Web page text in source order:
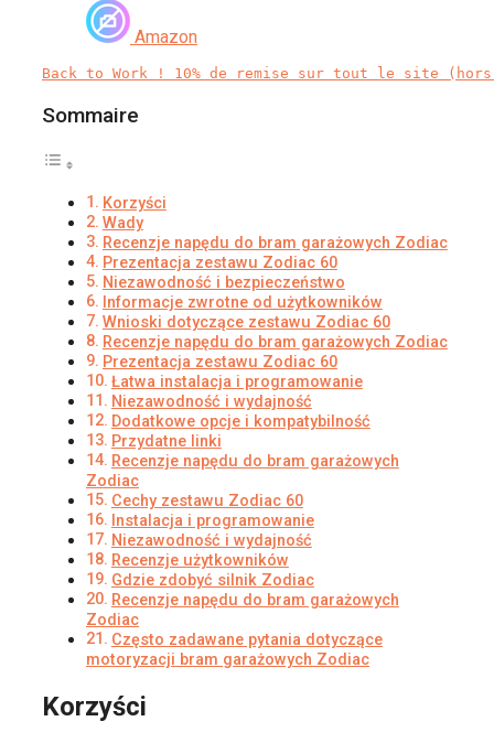
bateau pour bateaux de haute qualité pour
protéger votre bateau des intempéries
toute l'année a une bonne épaisseur
Amazon
Back to Work ! 10% de remise sur tout le site (hors
Sommaire
Korzyści
Wady
Recenzje napędu do bram garażowych Zodiac
Prezentacja zestawu Zodiac 60
Niezawodność i bezpieczeństwo
Informacje zwrotne od użytkowników
Wnioski dotyczące zestawu Zodiac 60
Recenzje napędu do bram garażowych Zodiac
Prezentacja zestawu Zodiac 60
Łatwa instalacja i programowanie
Niezawodność i wydajność
Dodatkowe opcje i kompatybilność
Przydatne linki
Recenzje napędu do bram garażowych
Zodiac
Cechy zestawu Zodiac 60
Instalacja i programowanie
Niezawodność i wydajność
Recenzje użytkowników
Gdzie zdobyć silnik Zodiac
Recenzje napędu do bram garażowych
Zodiac
Często zadawane pytania dotyczące
motoryzacji bram garażowych Zodiac
Korzyści